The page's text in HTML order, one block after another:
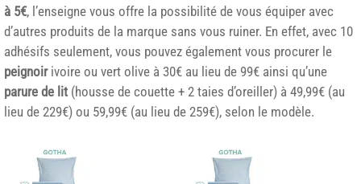
à 5€, l’enseigne vous offre la possibilité de vous équiper avec
d’autres produits de la marque sans vous ruiner. En effet, avec 10
adhésifs seulement, vous pouvez également vous procurer le
peignoirivoire ou vert olive à 30€ au lieu de 99€ ainsi qu’une
parure de lit (housse de couette + 2 taies d’oreiller) à 49,99€ (au
lieu de 229€) ou 59,99€ (au lieu de 259€), selon le modèle.